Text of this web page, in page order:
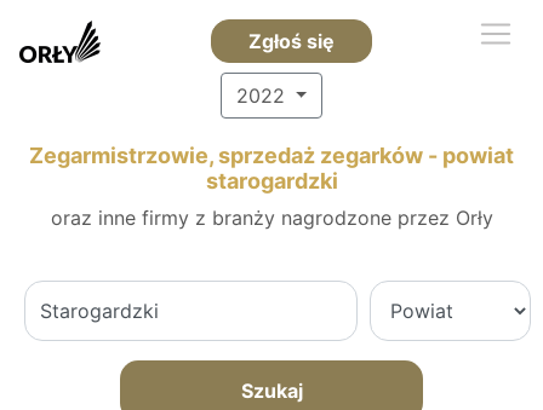
Zgłoś się
2022
Zegarmistrzowie, sprzedaż zegarków - powiat
starogardzki
oraz inne firmy z branży nagrodzone przez Orły
Szukaj